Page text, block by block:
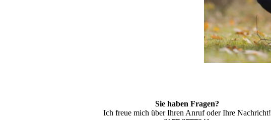
Sie haben Fragen?
Ich freue mich über Ihren Anruf oder Ihre Nachricht!